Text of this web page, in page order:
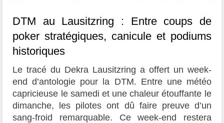
DTM au Lausitzring : Entre coups de
poker stratégiques, canicule et podiums
historiques
Le tracé du Dekra Lausitzring a offert un week-
end d’antologie pour la DTM. Entre une météo
capricieuse le samedi et une chaleur étouffante le
dimanche, les pilotes ont dû faire preuve d’un
sang-froid remarquable. Ce week-end restera